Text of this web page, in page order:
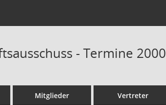
- Termine 2000
Mitglieder Vertreter